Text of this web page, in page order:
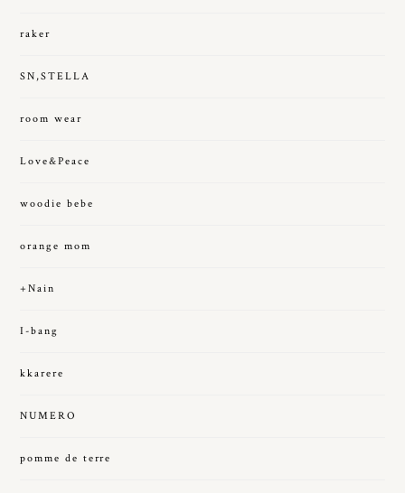
raker
SN,STELLA
room wear
Love&Peace
woodie bebe
orange mom
+Nain
I-bang
kkarere
NUMERO
pomme de terre